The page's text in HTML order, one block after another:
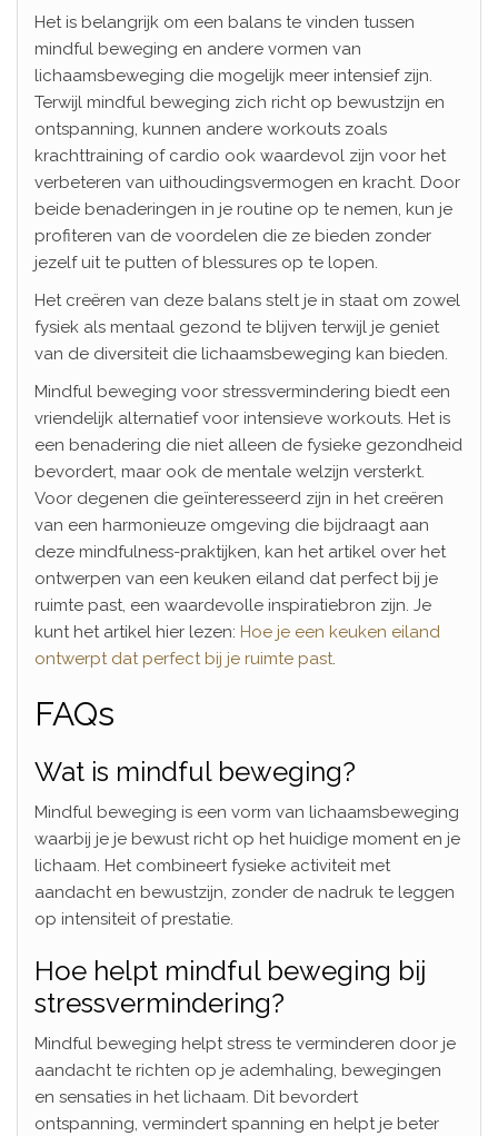
Het is belangrijk om een balans te vinden tussen
mindful beweging en andere vormen van
lichaamsbeweging die mogelijk meer intensief zijn.
Terwijl mindful beweging zich richt op bewustzijn en
ontspanning, kunnen andere workouts zoals
krachttraining of cardio ook waardevol zijn voor het
verbeteren van uithoudingsvermogen en kracht. Door
beide benaderingen in je routine op te nemen, kun je
profiteren van de voordelen die ze bieden zonder
jezelf uit te putten of blessures op te lopen.
Het creëren van deze balans stelt je in staat om zowel
fysiek als mentaal gezond te blijven terwijl je geniet
van de diversiteit die lichaamsbeweging kan bieden.
Mindful beweging voor stressvermindering biedt een
vriendelijk alternatief voor intensieve workouts. Het is
een benadering die niet alleen de fysieke gezondheid
bevordert, maar ook de mentale welzijn versterkt.
Voor degenen die geïnteresseerd zijn in het creëren
van een harmonieuze omgeving die bijdraagt aan
deze mindfulness-praktijken, kan het artikel over het
ontwerpen van een keuken eiland dat perfect bij je
ruimte past, een waardevolle inspiratiebron zijn. Je
kunt het artikel hier lezen: Hoe je een keuken eiland
ontwerpt dat perfect bij je ruimte past.
FAQs
Wat is mindful beweging?
Mindful beweging is een vorm van lichaamsbeweging
waarbij je je bewust richt op het huidige moment en je
lichaam. Het combineert fysieke activiteit met
aandacht en bewustzijn, zonder de nadruk te leggen
op intensiteit of prestatie.
Hoe helpt mindful beweging bij
stressvermindering?
Mindful beweging helpt stress te verminderen door je
aandacht te richten op je ademhaling, bewegingen
en sensaties in het lichaam. Dit bevordert
ontspanning, vermindert spanning en helpt je beter